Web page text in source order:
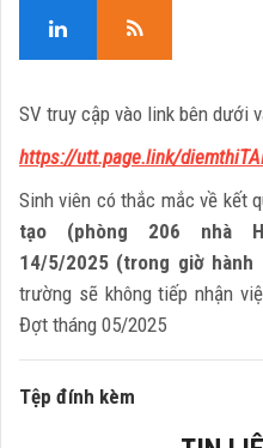
SV truy cập vào link bên dưới
https://utt.page.link/
Sinh viên có thắc mắc về kết
tạo (phòng 206 nhà
14/5/2025 (trong giờ hành
trường sẽ không tiếp nhận
Đợt tháng 05/2025
Tệp đính kèm